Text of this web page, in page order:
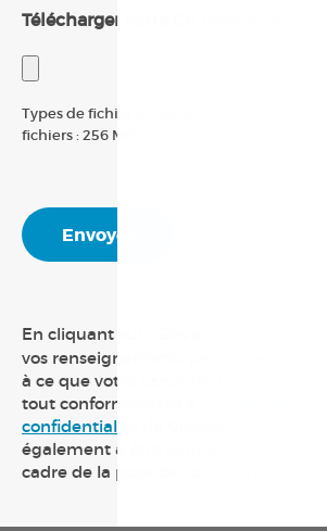
Télécharger votre CV (format PDF
Types de fichier acceptés : pdf, doc, docx,
fichiers : 256 MB.
En cliquant sur «
vos renseignements personnels avec
à ce que votre candidature soit traitée
tout conformément à la
confidentialité
également à être joint par Groupe
cadre de la pose de votre candidature.